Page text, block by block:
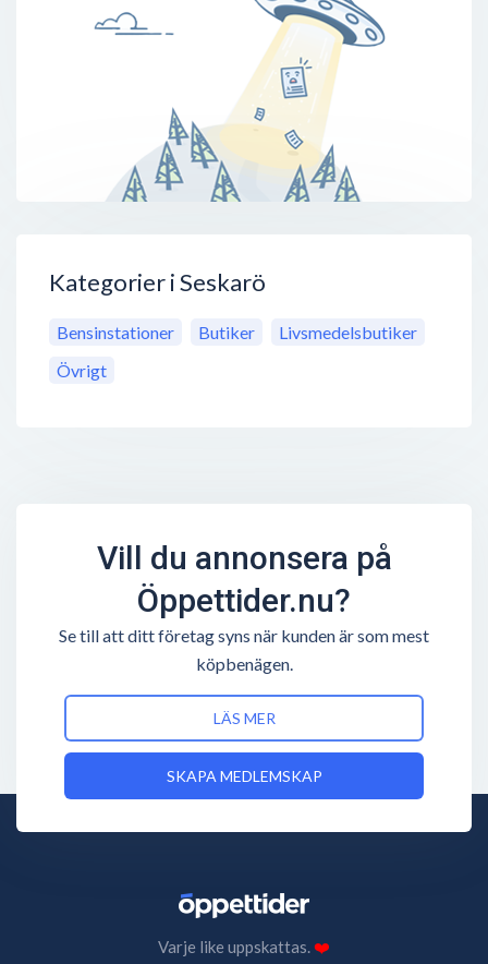
Kategorier i Seskarö
Bensinstationer Butiker
Livsmedelsbutiker
Övrigt
Vill du annonsera på
Öppettider.nu?
Se till att ditt företag syns när kunden är som mest
köpbenägen.
LÄS MER
SKAPA MEDLEMSKAP
Varje like uppskattas.❤️